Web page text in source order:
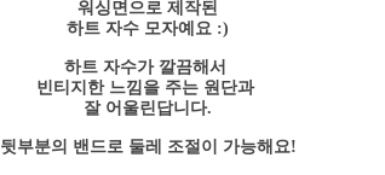
워싱면으로 제작된
하트 자수 모자예요 :)
하트 자수가 깔끔해서
빈티지한 느낌을 주는 원단과
잘 어울린답니다.
뒷부분의 밴드로 둘레 조절이 가능해요!